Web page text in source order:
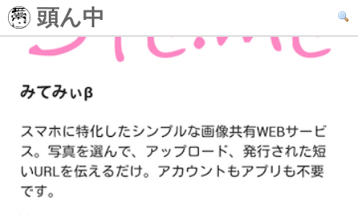
頭ん中